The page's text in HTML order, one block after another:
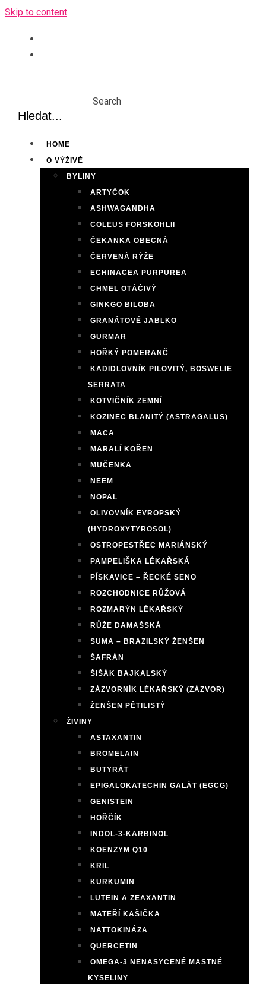
Skip to content
Search
HOME
O VÝŽIVĚ
BYLINY
ARTYČOK
ASHWAGANDHA
COLEUS FORSKOHLII
ČEKANKA OBECNÁ
ČERVENÁ RÝŽE
ECHINACEA PURPUREA
CHMEL OTÁČIVÝ
GINKGO BILOBA
GRANÁTOVÉ JABLKO
GURMAR
HOŘKÝ POMERANČ
KADIDLOVNÍK PILOVITÝ, BOSWELIE
SERRATA
KOTVIČNÍK ZEMNÍ
KOZINEC BLANITÝ (ASTRAGALUS)
MACA
MARALÍ KOŘEN
MUČENKA
NEEM
NOPAL
OLIVOVNÍK EVROPSKÝ
(HYDROXYTYROSOL)
OSTROPESTŘEC MARIÁNSKÝ
PAMPELIŠKA LÉKAŘSKÁ
PÍSKAVICE – ŘECKÉ SENO
ROZCHODNICE RŮŽOVÁ
ROZMARÝN LÉKAŘSKÝ
RŮŽE DAMAŠSKÁ
SUMA – BRAZILSKÝ ŽENŠEN
ŠAFRÁN
ŠIŠÁK BAJKALSKÝ
ZÁZVORNÍK LÉKAŘSKÝ (ZÁZVOR)
ŽENŠEN PĚTILISTÝ
ŽIVINY
ASTAXANTIN
BROMELAIN
BUTYRÁT
EPIGALOKATECHIN GALÁT (EGCG)
GENISTEIN
HOŘČÍK
INDOL-3-KARBINOL
KOENZYM Q10
KRIL
KURKUMIN
LUTEIN A ZEAXANTIN
MATEŘÍ KAŠIČKA
NATTOKINÁZA
QUERCETIN
OMEGA-3 NENASYCENÉ MASTNÉ
KYSELINY